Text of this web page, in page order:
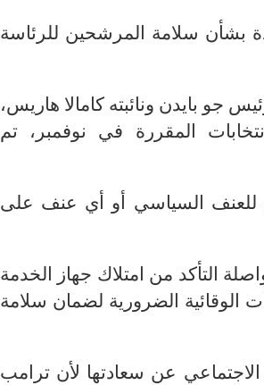
بشأن سلامة المرشحين للرئاسة
جو بايدن ونائبته كامالا هاريس،
المقررة في نوفمبر، تم
للعنف السياسي أو أي عنف على
التأكد من امتلاك جهاز الخدمة
الوقائية الضرورية لضمان سلامة
عن سعادتها لأن ترامب